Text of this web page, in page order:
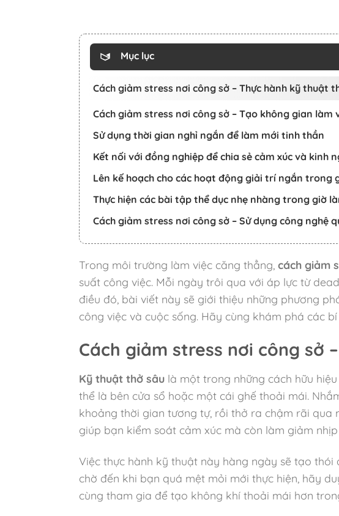
Mục lục
Cách giảm stress nơi công sở – Thực hành kỹ thuật
Cách giảm stress nơi công sở – Tạo không gian làm
Sử dụng thời gian nghỉ ngắn để làm mới tinh thần
Kết nối với đồng nghiệp để chia sẻ cảm xúc và kinh
Lên kế hoạch cho các hoạt động giải trí ngắn trong
Thực hiện các bài tập thể dục nhẹ nhàng trong giờ
Cách giảm stress nơi công sở – Sử dụng công nghệ
Trong môi trường làm việc căng thẳng, cách giảm
suất công việc. Mỗi ngày trôi qua với áp lực từ
điều đó, bài viết này sẽ giới thiệu những phương
công việc và cuộc sống. Hãy cùng khám phá các
Cách giảm stress nơi công sở
Kỹ thuật thở sâulà một trong những cách hữu
thể là bên cửa sổ hoặc một cái ghế thoải mái.
khoảng thời gian tương tự, rồi thở ra chậm rãi qua
giúp bạn kiểm soát cảm xúc mà còn làm giảm nhịp
Việc thực hành kỹ thuật này hàng ngày sẽ tạo
chờ đến khi bạn quá mệt mỏi mới thực hiện, hãy
cùng tham gia để tạo không khí thoải mái hơn